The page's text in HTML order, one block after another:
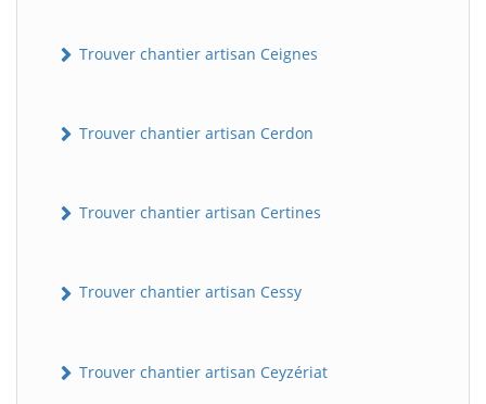
Trouver chantier artisan Ceignes
Trouver chantier artisan Cerdon
Trouver chantier artisan Certines
Trouver chantier artisan Cessy
Trouver chantier artisan Ceyzériat